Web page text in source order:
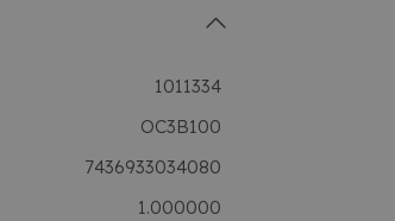
1011334
OC3B100
7436933034080
1.000000